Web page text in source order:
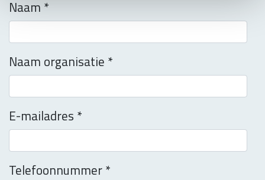
Naam *
Naam organisatie *
E-mailadres *
Telefoonnummer*